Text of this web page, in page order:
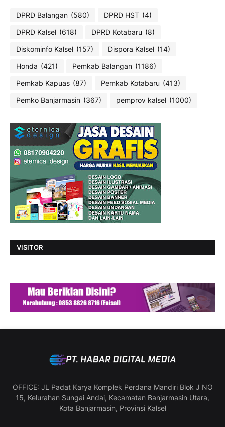
DPRD Balangan (580) DPRD HST (4)
DPRD Kalsel (618) DPRD Kotabaru (8)
Diskominfo Kalsel (157) Dispora Kalsel (14)
Honda (421) Pemkab Balangan (1186)
Pemkab Kapuas (87) Pemkab Kotabaru (413)
Pemko Banjarmasin (367) pemprov kalsel (1000)
VISITOR
OFFICE: JL Padat Karya Komplek Perdana Mandiri Blok J NO
15, Kelurahan Sungai Andai, Kecamatan Banjarmasin Utara,
Kota Banjarmasin, Provinsi Kalsel